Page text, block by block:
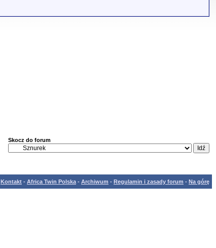
Skocz do forum
Kontakt - Africa Twin Polska - Archiwum - Regulamin i zasady forum - Na górę